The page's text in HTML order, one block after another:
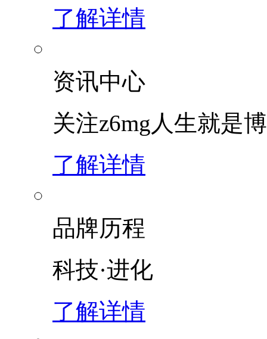
了解详情
资讯中心
关注z6mg人生就是博
了解详情
品牌历程
科技·进化
了解详情